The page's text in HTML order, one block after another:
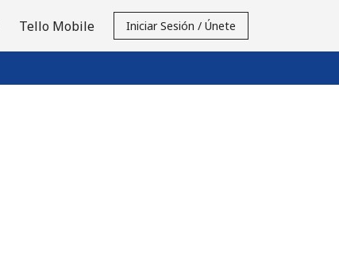
Tello Mobile Iniciar Sesión / Únete